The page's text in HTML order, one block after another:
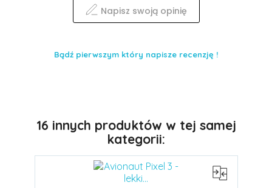
16 innych produktów w tej samej
kategorii:
Napisz swoją opinię
Bądź pierwszym który napisze recenzję !